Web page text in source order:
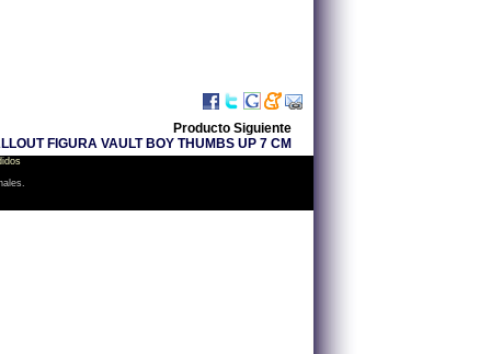
Producto Siguiente
FIGURA VAULT BOY THUMBS UP 7 CM